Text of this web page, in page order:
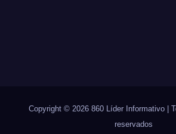
Copyright © 2026 860 Líder Informativo |
reservados